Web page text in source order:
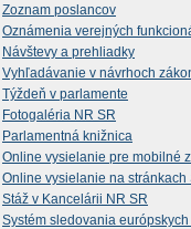
Zoznam poslancov
Oznámenia verejných
Návštevy a prehliadky
Vyhľadávanie v návrhoch
Týždeň v parlamente
Fotogaléria NR SR
Parlamentná knižnica
Online vysielanie pre mobilné
Online vysielanie na stránkach
Stáž v Kancelárii NR SR
Systém sledovania